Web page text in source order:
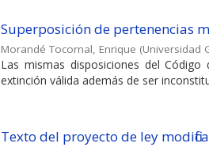
Superposición de pertenencias
Morandé Tocornal, Enrique (Universidad
Las mismas disposiciones del
extinción válida además de ser
Texto del proyecto de ley